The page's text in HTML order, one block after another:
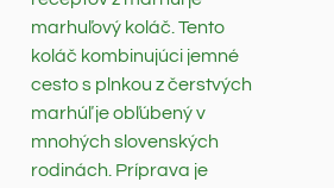
marhuľový koláč. Tento
koláč kombinujúci jemné
cesto s plnkou z čerstvých
marhúľ je obľúbený v
mnohých slovenských
rodinách. Príprava je